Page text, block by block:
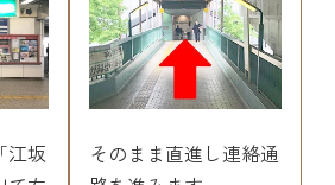
江坂
そのまま直進し連絡通